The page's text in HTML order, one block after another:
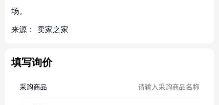
场。
来源： 卖家之家
填写询价